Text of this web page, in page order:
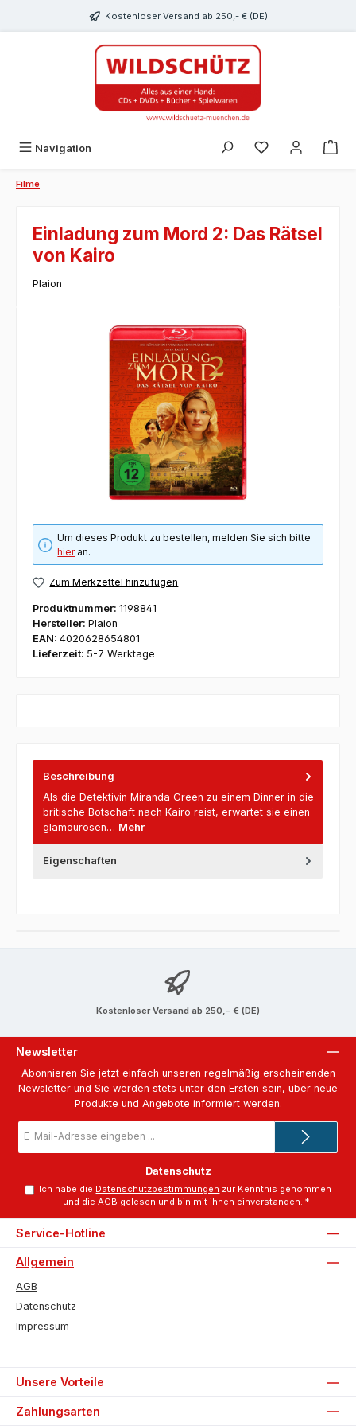
Kostenloser Versand ab 250,- € (DE)
Navigation Du hast 0
Filme
Einladung zum Mord 2: Das Rätsel
von Kairo
Plaion
Bildergalerie überspringen
Um dieses Produkt zu bestellen, melden Sie sich bitte
hieran.
Zum Merkzettel hinzufügen
Produktnummer: 1198841
Hersteller: Plaion
EAN: 4020628654801
Lieferzeit: 5-7 Werktage
Beschreibung
Als die Detektivin Miranda Green zu einem Dinner in die
britische Botschaft nach Kairo reist, erwartet sie einen
glamourösen… Mehr
Eigenschaften
Kostenloser Versand ab 250,- € (DE)
Newsletter
Abonnieren Sie jetzt einfach unseren regelmäßig erscheinenden
Newsletter und Sie werden stets unter den Ersten sein, über neue
Produkte und Angebote informiert werden.
Mail-
Datenschutz
Ich habe die Datenschutzbestimmungen zur Kenntnis genommen
und die AGB gelesen und bin mit ihnen einverstanden. *
Service-Hotline
Allgemein
AGB
Datenschutz
Impressum
Unsere Vorteile
Zahlungsarten